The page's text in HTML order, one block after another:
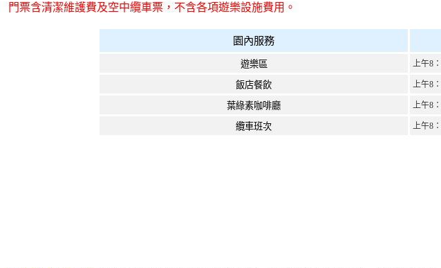
門票含清潔維護費及空中纜車票，不含各項遊樂設施費用。
園內服務
遊樂區 上午8 ：
飯店餐飲 上午8 ：
葉綠素咖啡廳 上午8 ：
纜車班次 上午8 ：